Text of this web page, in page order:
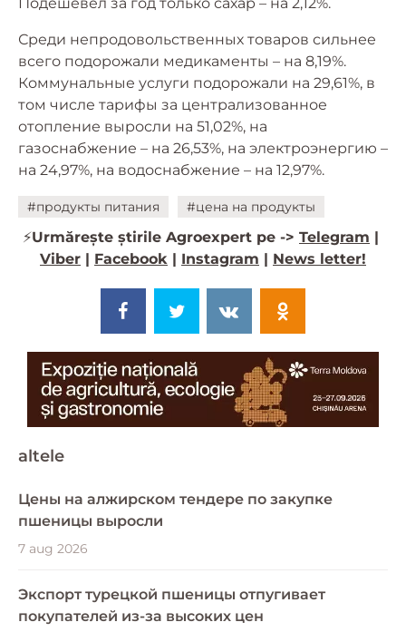
Среди непродовольственных товаров сильнее
всего подорожали медикаменты – на 8,19%.
Коммунальные услуги подорожали на 29,61%, в
том числе тарифы за централизованное
отопление выросли на 51,02%, на
газоснабжение – на 26,53%, на электроэнергию –
на 24,97%, на водоснабжение – на 12,97%.
#продукты питания #цена на продукты
⚡️Urmărește știrile Agroexpert pe -> Telegram |
Viber | Facebook | Instagram | News letter!
altele
Цены на алжирском тендере по закупке
пшеницы выросли
7 aug 2026
Экспорт турецкой пшеницы отпугивает
покупателей из-за высоких цен